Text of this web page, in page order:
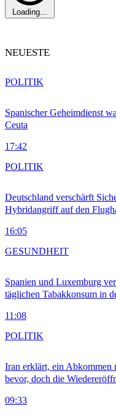
Loading...
NEUESTE
Spanischer Geheimdienst
Ceuta
17:42
POLITIK
Deutschland verschärft
Hybridangriff auf den
16:05
POLITIK
Spanien und Luxemburg
täglichen Tabakkonsum in
11:08
GESUNDHEIT
Iran erklärt, ein Abkommen
bevor, doch die
09:33
POLITIK